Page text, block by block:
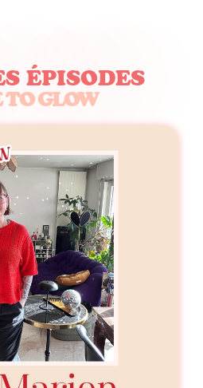
ÉPISODES
GLOW